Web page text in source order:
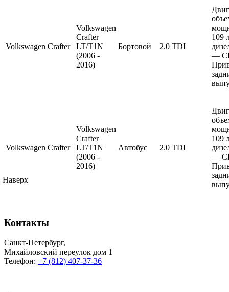
Volkswagen Crafter
Volkswagen
Crafter
LT/T1N
(2006 -
2016)
Бортовой 2.0 TDI
109
—
Volkswagen Crafter
Volkswagen
Crafter
LT/T1N
(2006 -
2016)
Автобус 2.0 TDI
109
—
Контакты
Санкт-Петербург,
Михайловский переулок дом 1
Телефон: +7 (812) 407-37-36
Наверх